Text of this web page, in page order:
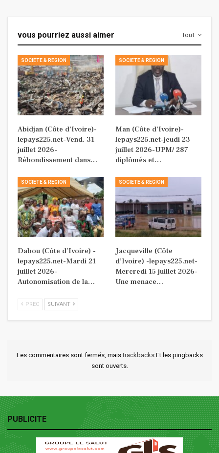
Tout
vous pourriez aussi aimer
SOCIETE & REGION
Abidjan (Côte d’Ivoire)-
lepays225.net-Vend. 31
juillet 2026-
Rébondissement dans…
SOCIETE & REGION
Man (Côte d’Ivoire)-
lepays225.net-jeudi 23
juillet 2026-UPM/ 287
diplômés et…
SOCIETE & REGION
Dabou (Côte d’Ivoire) -
lepays225.net-Mardi 21
juillet 2026-
Autonomisation de la…
SOCIETE & REGION
Jacqueville (Côte
d’Ivoire) -lepays225.net-
Mercredi 15 juillet 2026-
Une menace…
PREC SUIVANT
Les commentaires sont fermés, maistrackbacks Et les pingbacks
sont ouverts.
PUBLICITE